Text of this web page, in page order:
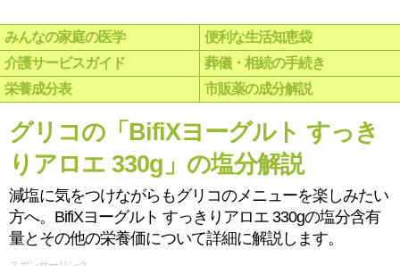
みんなの家庭の医学
便利な生活知恵袋
介護サービスガイド
葬儀・相続の手続き
栄養成分表
市販薬の成分解説
グリコの「BifiXヨーグルト すっき
りアロエ 330g」の塩分解説
減塩に気をつけながらもグリコのメニューを楽しみたい
方へ。BifiXヨーグルト すっきりアロエ 330gの塩分含有
量とその他の栄養価について詳細に解説します。